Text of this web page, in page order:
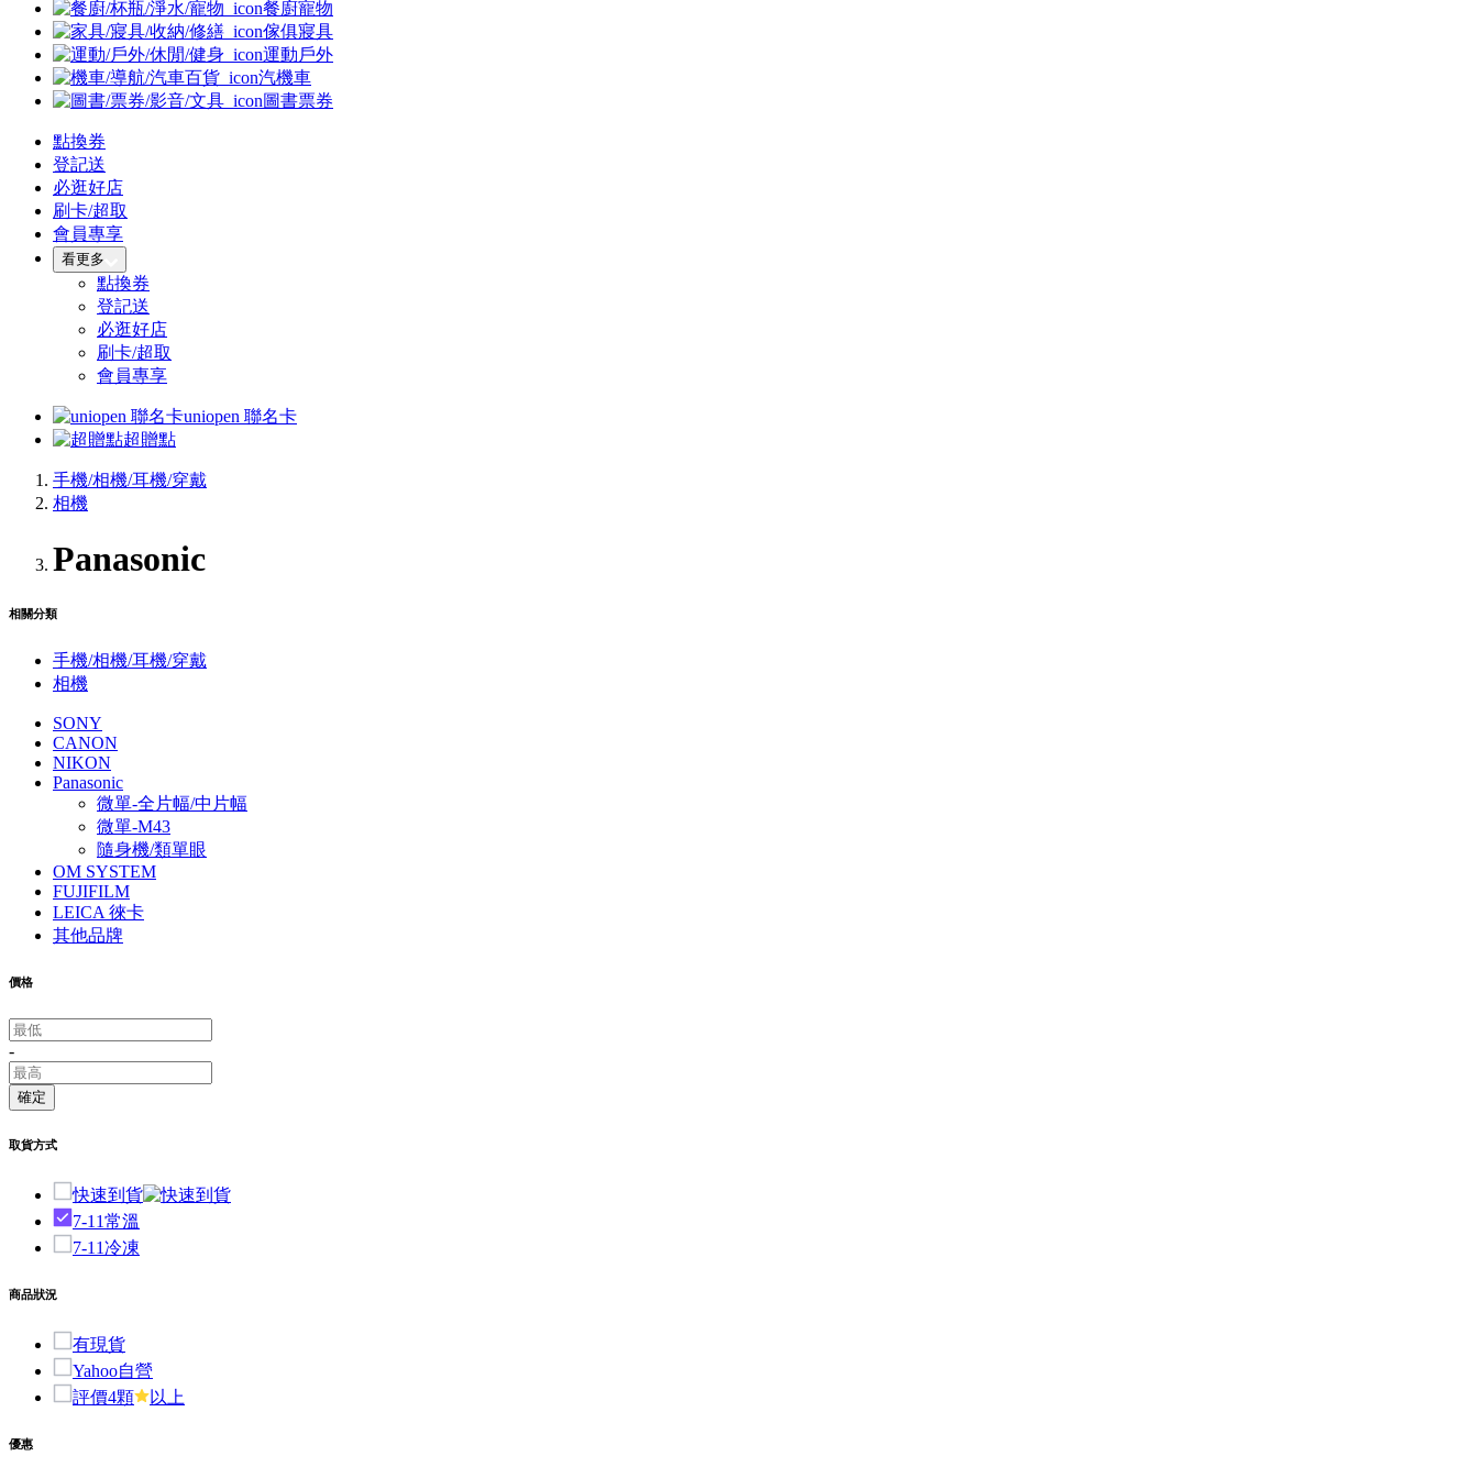
餐廚寵物
傢俱寢具
運動戶外
汽機車
圖書票券
點換券
登記送
必逛好店
刷卡/超取
會員專享
看更多
點換券
登記送
必逛好店
刷卡/超取
會員專享
uniopen 聯名卡
超贈點
手機/相機/耳機/穿戴
相機
Panasonic
相關分類
手機/相機/耳機/穿戴
相機
SONY
CANON
NIKON
Panasonic
微單-全片幅/中片幅
微單-M43
隨身機/類單眼
OM SYSTEM
FUJIFILM
LEICA 徠卡
其他品牌
價格
-
確定
取貨方式
快速到貨
7-11常溫
7-11冷凍
商品狀況
有現貨
Yahoo自營
評價4顆
以上
優惠